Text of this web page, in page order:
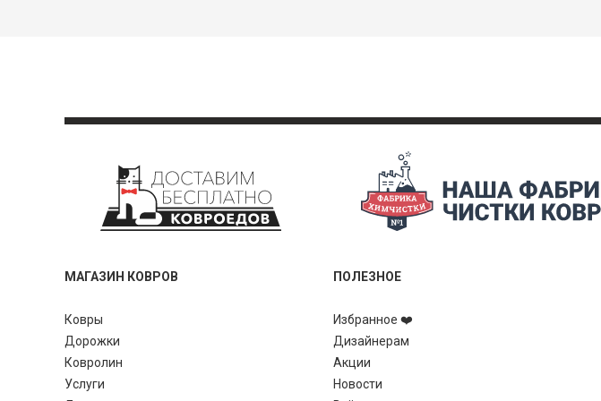
МАГАЗИН КОВРОВ
Ковры
Дорожки
Ковролин
Услуги
ПОЛЕЗНОЕ
Избранное ❤️
Дизайнерам
Акции
Новости